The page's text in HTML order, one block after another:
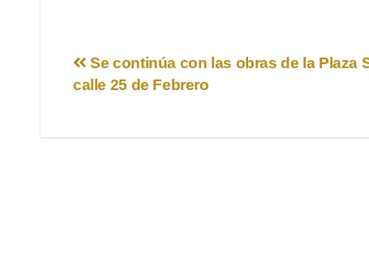
Navegación
Se continúa con las obras de la Plaza
calle 25 de Febrero